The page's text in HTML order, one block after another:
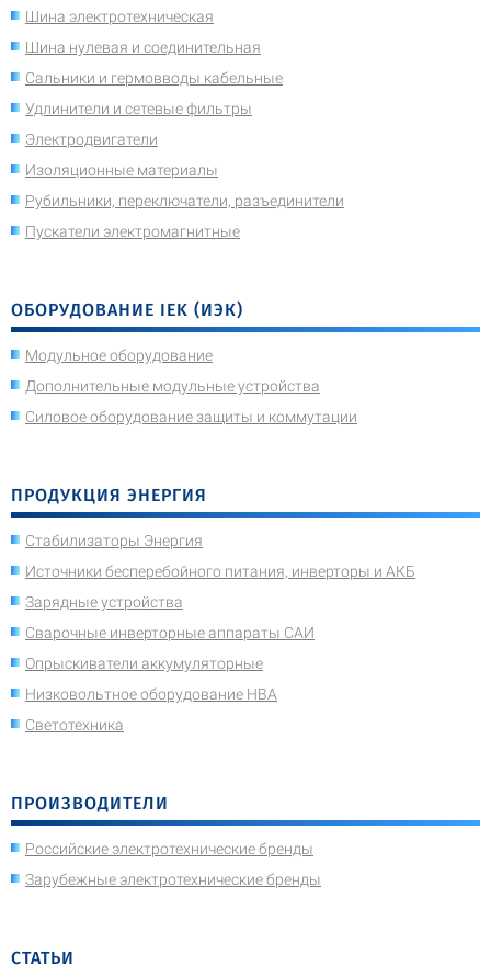
Шина электротехническая
Шина нулевая и соединительная
Сальники и гермовводы кабельные
Удлинители и сетевые фильтры
Электродвигатели
Изоляционные материалы
Рубильники, переключатели, разъединители
Пускатели электромагнитные
ОБОРУДОВАНИЕ IEK (ИЭК)
Модульное оборудование
Дополнительные модульные устройства
Силовое оборудование защиты и коммутации
ПРОДУКЦИЯ ЭНЕРГИЯ
Стабилизаторы Энергия
Источники бесперебойного питания, инверторы и АКБ
Зарядные устройства
Сварочные инверторные аппараты САИ
Опрыскиватели аккумуляторные
Низковольтное оборудование НВА
Светотехника
ПРОИЗВОДИТЕЛИ
Российские электротехнические бренды
Зарубежные электротехнические бренды
СТАТЬИ